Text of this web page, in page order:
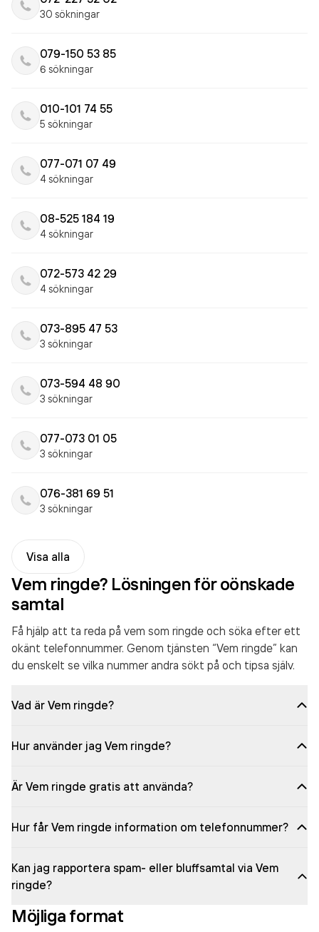
30 sökningar
079-150 53 85
6 sökningar
010-101 74 55
5 sökningar
077-071 07 49
4 sökningar
08-525 184 19
4 sökningar
072-573 42 29
4 sökningar
073-895 47 53
3 sökningar
073-594 48 90
3 sökningar
077-073 01 05
3 sökningar
076-381 69 51
3 sökningar
Visa alla
Vem ringde? Lösningen för oönskade
samtal
Få hjälp att ta reda på vem som ringde och söka efter ett
okänt telefonnummer. Genom tjänsten “Vem ringde” kan
du enskelt se vilka nummer andra sökt på och tipsa själv.
Vad är Vem ringde?
Hur använder jag Vem ringde?
Är Vem ringde gratis att använda?
Hur får Vem ringde information om telefonnummer?
Kan jag rapportera spam- eller bluffsamtal via Vem
ringde?
Möjliga format